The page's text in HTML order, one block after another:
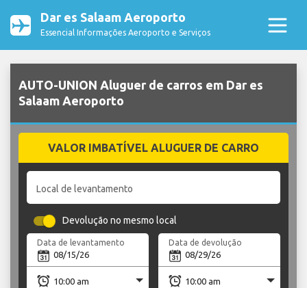
Dar es Salaam Aeroporto
Essencial Informações Aeroporto e Serviços
AUTO-UNION Aluguer de carros em Dar es
Salaam Aeroporto
VALOR IMBATÍVEL ALUGUER DE CARRO
Local de levantamento
Devolução no mesmo local
Data de levantamento Data de devolução